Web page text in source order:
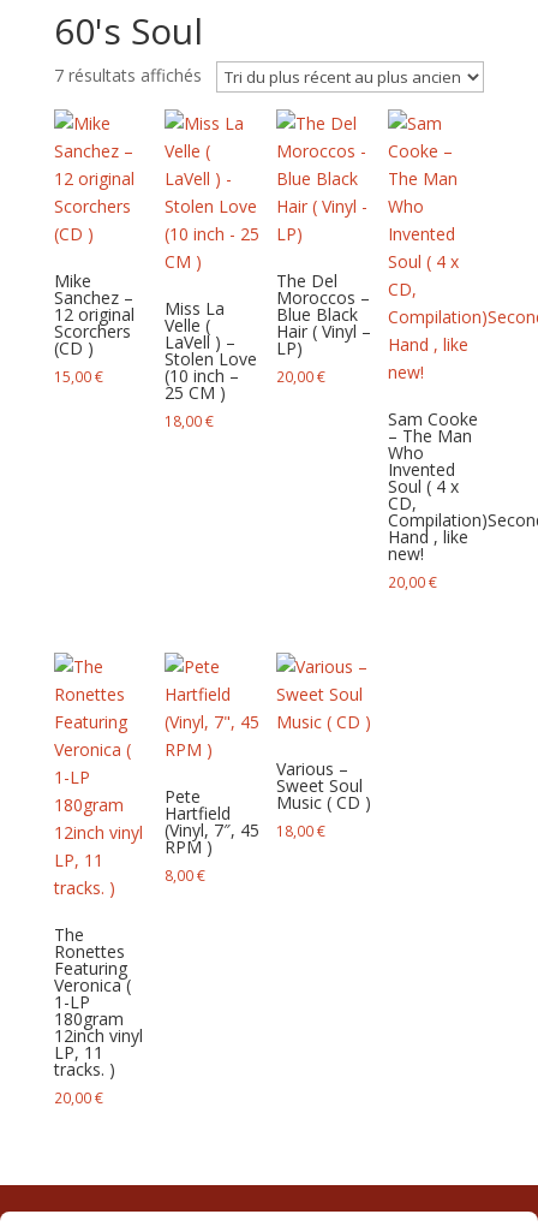
60's Soul
7 résultats affichésTrié
plus
récent
au
plus
ancien
Mike
Sanchez –
12 original
Scorchers
(CD )
15,00€
Miss La
Velle (
LaVell ) –
Stolen Love
(10 inch –
25 CM )
18,00€
The Del
Moroccos –
Blue Black
Hair ( Vinyl –
LP)
20,00€
Sam Cooke
– The Man
Who
Invented
Soul ( 4 x
CD,
Hand , like
new!
20,00€
The
Ronettes
Featuring
Veronica (
1-LP
180gram
12inch vinyl
LP, 11
tracks. )
20,00€
Pete
Hartfield
(Vinyl, 7″, 45
RPM )
8,00€
Various –
Sweet Soul
Music ( CD )
18,00€